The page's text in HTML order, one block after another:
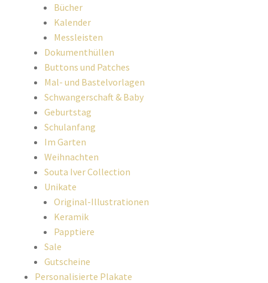
Bücher
Kalender
Messleisten
Dokumenthüllen
Buttons und Patches
Mal- und Bastelvorlagen
Schwangerschaft & Baby
Geburtstag
Schulanfang
Im Garten
Weihnachten
Souta Iver Collection
Unikate
Original-Illustrationen
Keramik
Papptiere
Sale
Gutscheine
Personalisierte Plakate